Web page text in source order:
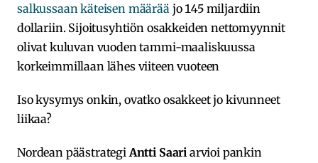
salkussaan käteisen määrää jo 145 miljardiin
dollariin. Sijoitusyhtiön osakkeiden nettomyynnit
olivat kuluvan vuoden tammi-maaliskuussa
korkeimmillaan lähes viiteen vuoteen
Iso kysymys onkin, ovatko osakkeet jo kivunneet
liikaa?
Nordean päästrategi Antti Saari arvioi pankin